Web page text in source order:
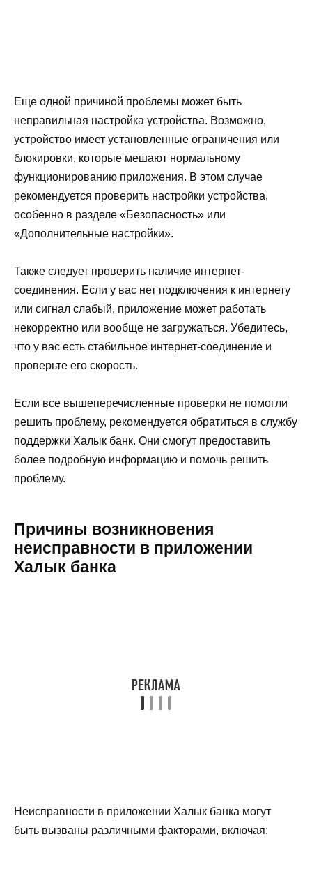
Еще одной причиной проблемы может быть
неправильная настройка устройства. Возможно,
устройство имеет установленные ограничения или
блокировки, которые мешают нормальному
функционированию приложения. В этом случае
рекомендуется проверить настройки устройства,
особенно в разделе «Безопасность» или
«Дополнительные настройки».
Также следует проверить наличие интернет-
соединения. Если у вас нет подключения к интернету
или сигнал слабый, приложение может работать
некорректно или вообще не загружаться. Убедитесь,
что у вас есть стабильное интернет-соединение и
проверьте его скорость.
Если все вышеперечисленные проверки не помогли
решить проблему, рекомендуется обратиться в службу
поддержки Халык банк. Они смогут предоставить
более подробную информацию и помочь решить
проблему.
Причины возникновения
неисправности в приложении
Халык банка
Неисправности в приложении Халык банка могут
быть вызваны различными факторами, включая: